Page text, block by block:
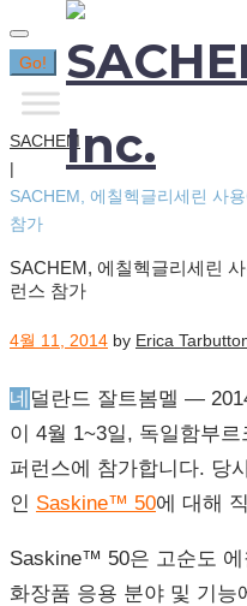
Search
for:
Go!
SACHEM
|
SACHEM, 에칠헥글리세린 사
참가
SACHEM, 에칠헥글리세린
런스 참가
4월 11, 2014 by Erica
네덜란드 잘트봄멜 — 2014년 3월 25일 SACHEM 직원
이 4월 1~3일, 독일함부
퍼런스에 참가합니다. 당
인 Saskine™ 50에 대해
Saskine™ 50은 고순도
화장품 응용 분야 및 기능